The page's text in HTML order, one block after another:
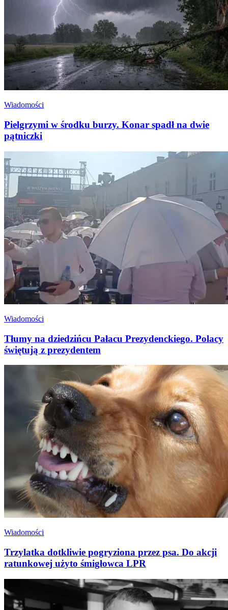
Wiadomości
Pielgrzymi w środku burzy. Konar spadł na dwie
pątniczki
Wiadomości
Tłumy na dziedzińcu Pałacu Prezydenckiego. Polacy
świętują z prezydentem
Wiadomości
Trzylatka dotkliwie pogryziona przez psa. Do akcji
ratunkowej użyto śmigłowca LPR